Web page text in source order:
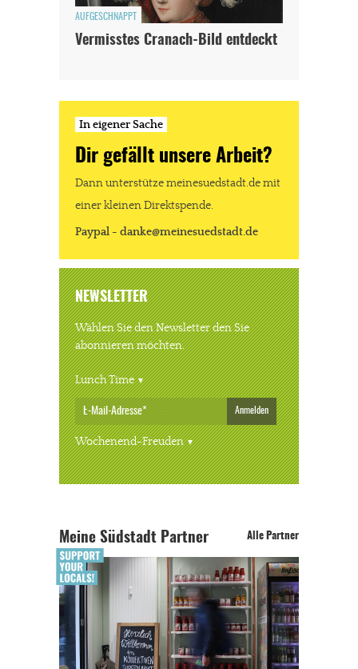
Dir gefällt unsere Arbeit?
Solltest Du unsere unabhängige Berichterstattung schätzen,
kannst Du uns mit einer kleinen Spende unterstützen.
Paypal - danke@meinesuedstadt.de
JETZT SPENDEN
AUFGESCHNAPPT
Vermisstes Cranach-Bild entdeckt
In eigener Sache
Dir gefällt unsere Arbeit?
Dann unterstütze meinesuedstadt.de mit
einer kleinen Direktspende.
Paypal - danke@meinesuedstadt.de
NEWSLETTER
Wählen Sie den Newsletter den Sie
abonnieren möchten.
Lunch Time
Anmelden
Wochenend-Freuden
Meine Südstadt Partner Alle Partner